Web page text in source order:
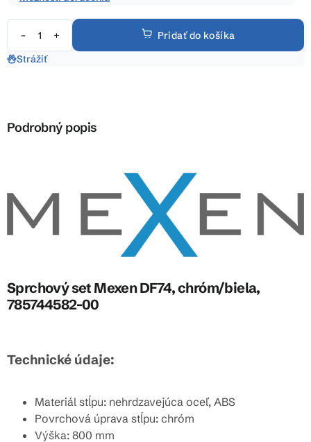
Pridať do košíka
Strážiť
Podrobný popis
Sprchový set Mexen DF74, chróm/biela,
785744582-00
Technické údaje:
Materiál stĺpu: nehrdzavejúca oceľ, ABS
Povrchová úprava stĺpu: chróm
Výška: 800 mm